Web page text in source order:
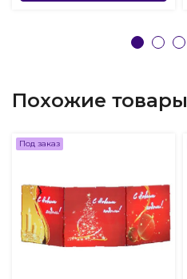
Похожие товары
Под заказ